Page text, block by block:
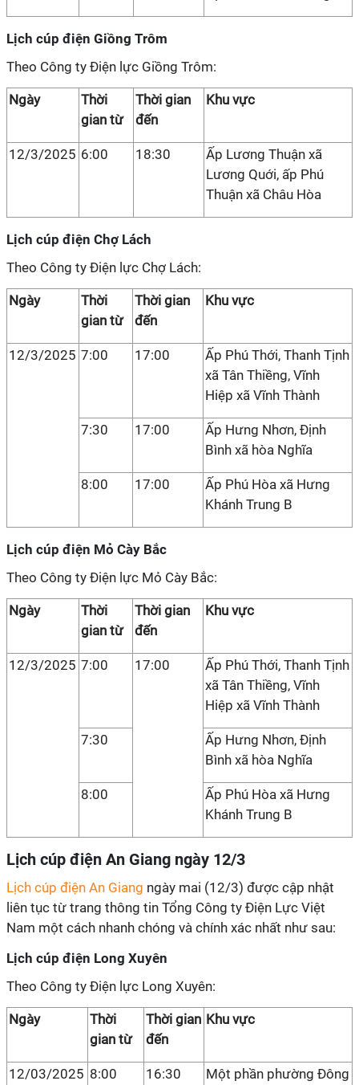
Lịch cúp điện Giồng Trôm
Theo Công ty Điện lực Giồng Trôm:
Ngày
Thời
gian từ
Thời gian
đến
Khu vực
12/3/2025 6:00 18:30
Ấp Lương Thuận xã
Lương Quới, ấp Phú
Thuận xã Châu Hòa
Lịch cúp điện Chợ Lách
Theo Công ty Điện lực Chợ Lách:
Ngày
Thời
gian từ
Thời gian
đến
Khu vực
12/3/2025 7:00 17:00
Ấp Phú Thới, Thanh Tịnh
xã Tân Thiềng, Vĩnh
Hiệp xã Vĩnh Thành
7:30 17:00
Ấp Hưng Nhơn, Định
Bình xã hòa Nghĩa
8:00 17:00
Ấp Phú Hòa xã Hưng
Khánh Trung B
Lịch cúp điện Mỏ Cày Bắc
Theo Công ty Điện lực Mỏ Cày Bắc:
Ngày
Thời
gian từ
Thời gian
đến
Khu vực
12/3/2025 7:00 17:00
Ấp Phú Thới, Thanh Tịnh
xã Tân Thiềng, Vĩnh
Hiệp xã Vĩnh Thành
7:30
Ấp Hưng Nhơn, Định
Bình xã hòa Nghĩa
8:00
Ấp Phú Hòa xã Hưng
Khánh Trung B
Lịch cúp điện An Giang ngày 12/3
Lịch cúp điện An Giang ngày mai (12/3) được cập nhật
liên tục từ trang thông tin Tổng Công ty Điện Lực Việt
Nam một cách nhanh chóng và chính xác nhất như sau:
Lịch cúp điện Long Xuyên
Theo Công ty Điện lực Long Xuyên:
Ngày
Thời
gian từ
Thời gian
đến
Khu vực
12/03/2025 8:00 16:30
Một phần phường Đông